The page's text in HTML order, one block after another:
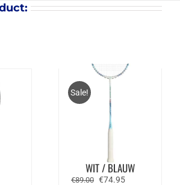
Sale!
WIT / BLAUW
€89.00 Oorspronkelijke
€74.95Huidige